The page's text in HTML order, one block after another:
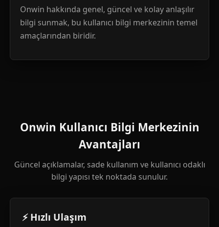
Onwin hakkında genel, güncel ve kolay anlaşılır
bilgi sunmak, bu kullanıcı bilgi merkezinin temel
amaçlarından biridir.
Onwin Kullanıcı Bilgi Merkezinin
Avantajları
Güncel açıklamalar, sade kullanım ve kullanıcı odaklı
bilgi yapısı tek noktada sunulur.
⚡ Hızlı Ulaşım